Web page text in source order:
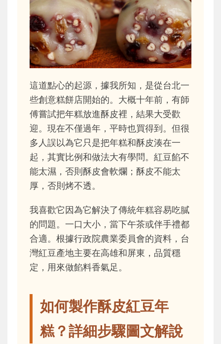
這道點心的起源，據我所知，是從台北一
些創意糕餅店開始的。大概十年前，有師
傅嘗試把年糕放進酥皮裡，結果大受歡
迎。現在不僅過年，平時也買得到。但很
多人誤以為它只是把年糕和酥皮湊在一
起，其實比例和做法大有學問。紅豆餡不
能太濕，否則酥皮會軟爛；酥皮不能太
厚，否則烤不透。
我喜歡它因為它解決了傳統年糕容易吃膩
的問題。一口大小，當下午茶或伴手禮都
合適。根據行政院農業委員會的資料，台
灣紅豆產地主要在高雄和屏東，品質穩
定，用來做餡料香氣足。
如何製作酥皮紅豆年
糕？詳細步驟圖文解說